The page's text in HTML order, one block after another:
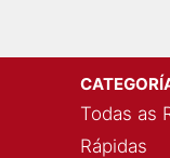
Todas as
Rápidas